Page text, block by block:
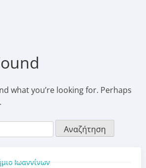
what you’re looking for. Perhaps
Ιωαννίνων